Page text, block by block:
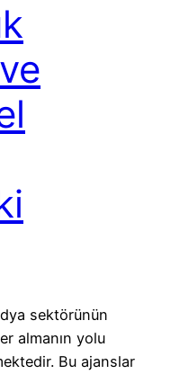
sektörünün
almanın yolu
Bu ajanslar